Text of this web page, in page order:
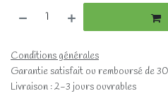
Conditions générales
Garantie satisfait ou remboursé de
Livraison : 2-3 jours ouvrables